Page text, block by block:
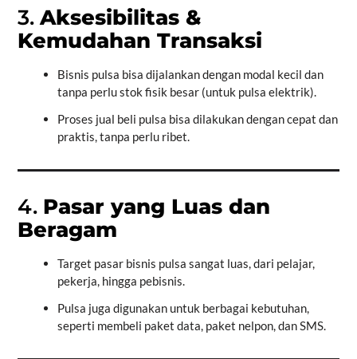
3.Aksesibilitas &
Kemudahan Transaksi
Bisnis pulsa bisa dijalankan dengan modal kecil dan
tanpa perlu stok fisik besar (untuk pulsa elektrik).
Proses jual beli pulsa bisa dilakukan dengan cepat dan
praktis, tanpa perlu ribet.
4. Pasar yang Luas dan
Beragam
Target pasar bisnis pulsa sangat luas, dari pelajar,
pekerja, hingga pebisnis.
Pulsa juga digunakan untuk berbagai kebutuhan,
seperti membeli paket data, paket nelpon, dan SMS.